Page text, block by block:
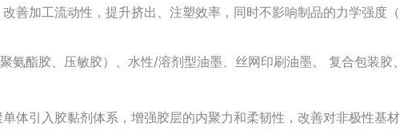
善加工流动性，提升挤出、注塑效率，同时不影响制品的力学强度（
氨酯胶、压敏胶）、水性/溶剂型油墨、丝网印刷油墨。 复合包装胶
体引入胶黏剂体系，增强胶层的内聚力和柔韧性，改善对非极性基